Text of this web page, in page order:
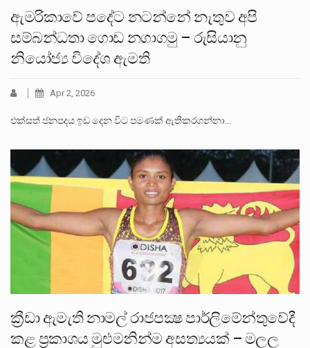
ඇමරිකාවේ පදේට නටන්නේ නැතුව අපි
සම්බන්ධතා ගොඩ නගාගමු – රුසියානු
නියෝජ්‍ය විදේශ ඇමති
Apr 2, 2026
එක්සත් ජනපදය ඉඩ දෙන විට පමණක් ඇතිකරගන්නා…
ක්‍රීඩා ඇමැති නාමල් රාජපක්‍ෂ පාර්ලිමේන්තුවේදී
කළ ප්‍රකාශය මුළුමනින්ම අසත්‍යයක් – මලල